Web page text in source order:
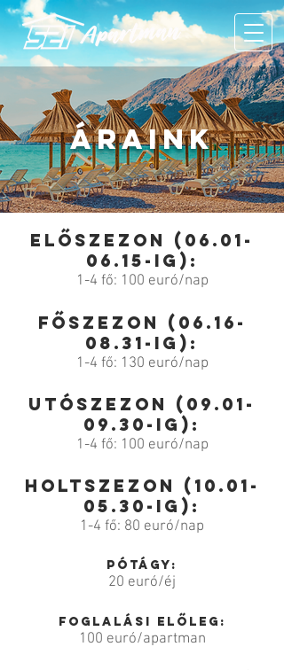
Áraink
Előszezon (06.01-
06.15 -ig):
1-4 fő: 100 euró/nap
Főszezon (06.16-
08.31 -ig):
1-4 fő: 130 euró/nap
Utószezon (09.01-
09.30 -ig):
1-4 fő: 100 euró/nap
holtszezon (10.01-
05.30 -ig):
1-4 fő: 80 euró/nap
Pótágy:
20 euró/éj
Foglalási előleg:
100 euró/apartman